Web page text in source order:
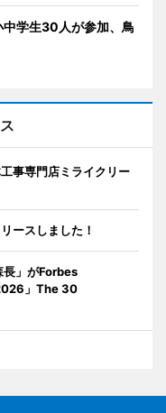
学生30人が参加、鳥
事専門店ミライクリー
ースしました！
長」がForbes
」The 30